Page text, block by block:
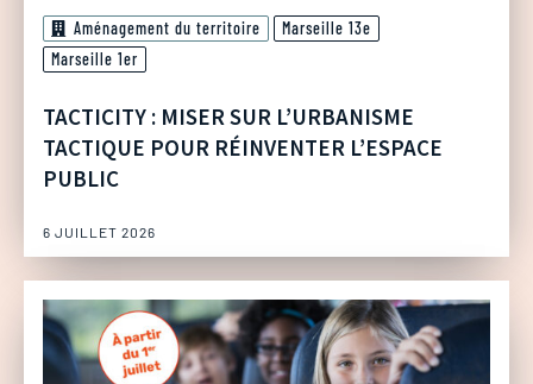
Aménagement du territoire
Marseille 13e
Marseille 1er
TACTICITY : MISER SUR L’URBANISME
TACTIQUE POUR RÉINVENTER L’ESPACE
PUBLIC
6 JUILLET 2026